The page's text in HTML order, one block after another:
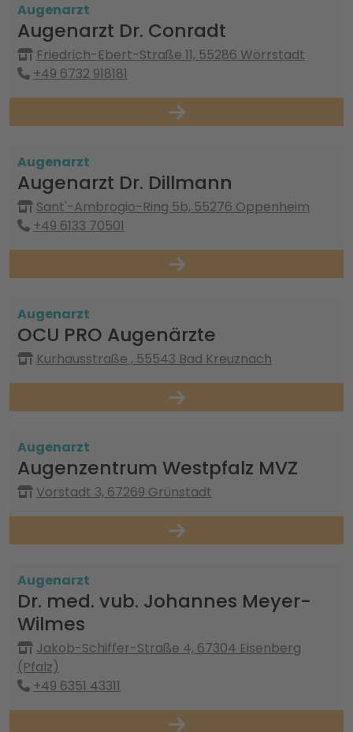
Augenarzt
Augenarzt Dr. Conradt
Friedrich-Ebert-Straße 11, 55286 Wörrstadt
+49 6732 918181
Augenarzt
Augenarzt Dr. Dillmann
Sant'-Ambrogio-Ring 5b, 55276 Oppenheim
+49 6133 70501
Augenarzt
OCU PRO Augenärzte
Kurhausstraße , 55543 Bad Kreuznach
Augenarzt
Augenzentrum Westpfalz MVZ
Vorstadt 3, 67269 Grünstadt
Augenarzt
Dr. med. vub. Johannes Meyer-
Wilmes
Jakob-Schiffer-Straße 4, 67304 Eisenberg
(Pfalz)
+49 6351 43311